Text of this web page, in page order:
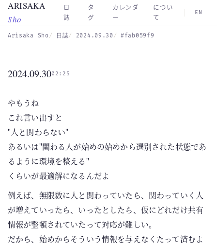
Skip to main content
ARISAKA
Sho
日
誌
タ
グ
カレンダ
ー
につい
て
EN
Arisaka Sho 日誌 2024.09.30 #fab059f9
2024.09.3002:25
やもうね
これ言い出すと
"人と関わらない"
あるいは"関わる人が始めの始めから選別された状態であ
るように環境を整える"
くらいが最適解になるんだよ
例えば、無限数に人と関わっていたら、関わっていく人
が増えていったら、いったとしたら、仮にどれだけ共有
情報が整頓されていたって対応が難しい。
だから、始めからそういう情報を与えなくたって済むよ